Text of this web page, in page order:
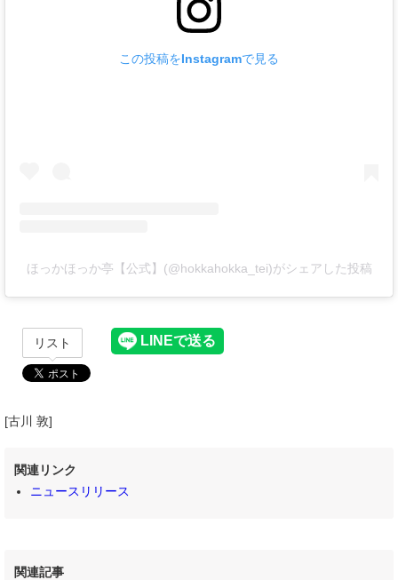
この投稿をInstagramで見る
ほっかほっか亭【公式】(@hokkahokka_tei)がシェアした投稿
リスト
[古川 敦]
関連リンク
ニュースリリース
関連記事